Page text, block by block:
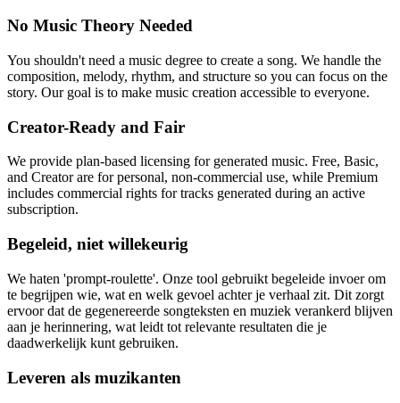
No Music Theory Needed
You shouldn't need a music degree to create a song. We handle the
composition, melody, rhythm, and structure so you can focus on the
story. Our goal is to make music creation accessible to everyone.
Creator-Ready and Fair
We provide plan-based licensing for generated music. Free, Basic,
and Creator are for personal, non-commercial use, while Premium
includes commercial rights for tracks generated during an active
subscription.
Begeleid, niet willekeurig
We haten 'prompt-roulette'. Onze tool gebruikt begeleide invoer om
te begrijpen wie, wat en welk gevoel achter je verhaal zit. Dit zorgt
ervoor dat de gegenereerde songteksten en muziek verankerd blijven
aan je herinnering, wat leidt tot relevante resultaten die je
daadwerkelijk kunt gebruiken.
Leveren als muzikanten